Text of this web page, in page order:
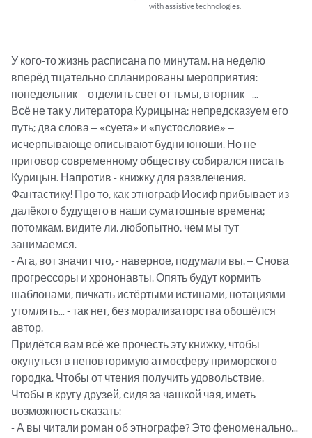
with assistive technologies.
У кого-то жизнь расписана по минутам, на неделю
вперёд тщательно спланированы мероприятия:
понедельник – отделить свет от тьмы, вторник - …
Всё не так у литератора Курицына: непредсказуем его
путь; два слова – «суета» и «пустословие» –
исчерпывающе описывают будни юноши. Но не
приговор современному обществу собирался писать
Курицын. Напротив - книжку для развлечения.
Фантастику! Про то, как этнограф Иосиф прибывает из
далёкого будущего в наши суматошные времена;
потомкам, видите ли, любопытно, чем мы тут
занимаемся.
- Ага, вот значит что, - наверное, подумали вы. – Снова
прогрессоры и хрононавты. Опять будут кормить
шаблонами, пичкать истёртыми истинами, нотациями
утомлять… - так нет, без морализаторства обошёлся
автор.
Придётся вам всё же прочесть эту книжку, чтобы
окунуться в неповторимую атмосферу приморского
городка. Чтобы от чтения получить удовольствие.
Чтобы в кругу друзей, сидя за чашкой чая, иметь
возможность сказать:
- А вы читали роман об этнографе? Это феноменально…